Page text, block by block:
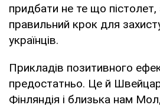
придбати не те що
правильний крок для
українців.
Прикладів позитивного
предостатньо. Це й
Фінляндія і близька нам